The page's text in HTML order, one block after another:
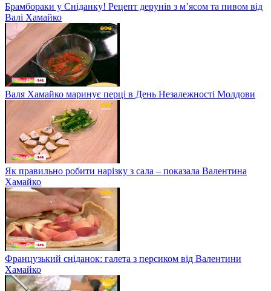
Брамбораки у Сніданку! Рецепт дерунів з м’ясом та пивом від
Валі Хамайко
Валя Хамайко маринує перці в День Незалежності Молдови
Як правильно робити нарізку з сала – показала Валентина
Хамайко
Французький сніданок: галета з персиком від Валентини
Хамайко